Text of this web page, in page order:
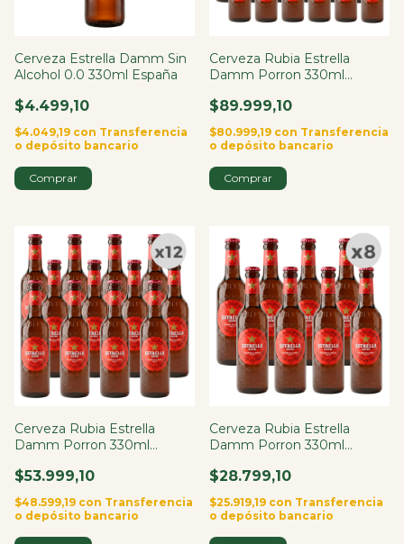
Cerveza Estrella Damm Sin
Alcohol 0.0 330ml España
$4.499,10
$4.049,19 con Transferencia
o depósito bancario
Cerveza Rubia Estrella
Damm Porron 330ml
$89.999,10
$80.999,19 con Transferencia
o depósito bancario
Cerveza Rubia Estrella
Damm Porron 330ml
$53.999,10
$48.599,19 con Transferencia
o depósito bancario
Cerveza Rubia Estrella
Damm Porron 330ml
$28.799,10
$25.919,19 con Transferencia
o depósito bancario